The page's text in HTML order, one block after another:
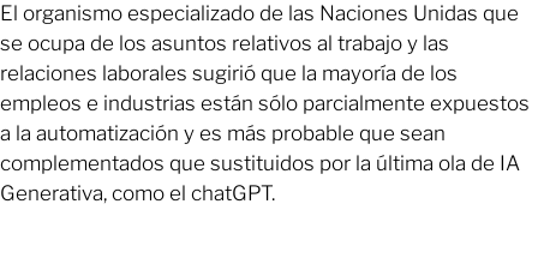
El organismo especializado de las Naciones Unidas que
se ocupa de los asuntos relativos al trabajo y las
relaciones laborales sugirió que la mayoría de los
empleos e industrias están sólo parcialmente expuestos
a la automatización y es más probable que sean
complementados que sustituidos por la última ola de IA
Generativa, como el chatGPT.